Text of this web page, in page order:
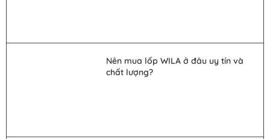
Nên mua lốp WILA ở đâu uy tín và
chất lượng?